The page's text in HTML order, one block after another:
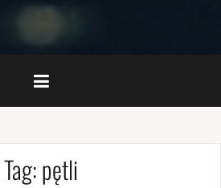
Tag:pętli